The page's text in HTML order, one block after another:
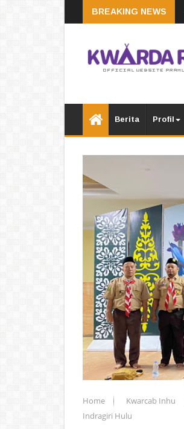
BREAKING NEWS
Berita Profil
Home Kwarcab Inhu
Indragiri Hulu